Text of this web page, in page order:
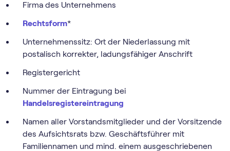
Firma des Unternehmens
Rechtsform*
Unternehmenssitz: Ort der Niederlassung mit
postalisch korrekter, ladungsfähiger Anschrift
Registergericht
Nummer der Eintragung bei
Handelsregistereintragung
Namen aller Vorstandsmitglieder und der Vorsitzende
des Aufsichtsrats bzw. Geschäftsführer mit
Familiennamen und mind. einem ausgeschriebenen